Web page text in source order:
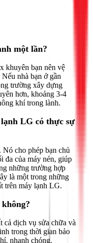
một lần?
khuyên bạn nên vệ
nhà bạn ở gần
trường xây dựng
hơn, khoảng 3-4
khí trong lành.
LG có thực sự
cho phép bạn chủ
đa của máy nén, giúp
những trường hợp
là một trong những
trên máy lạnh LG.
cả dịch vụ sửa chữa và
trong thời gian bảo
nhanh chóng.